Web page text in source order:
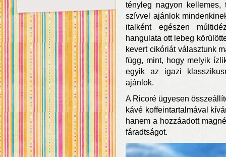
tényleg nagyon kellemes,
szívvel ajánlok
italként egészen
hangulata ott lebeg
kevert cikóriát választunk
függ, mint, hogy melyik
egyik az igazi
ajánlok.
A Ricoré ügyesen
kávé koffeintartalmával
hanem a hozzáadott
fáradtságot.